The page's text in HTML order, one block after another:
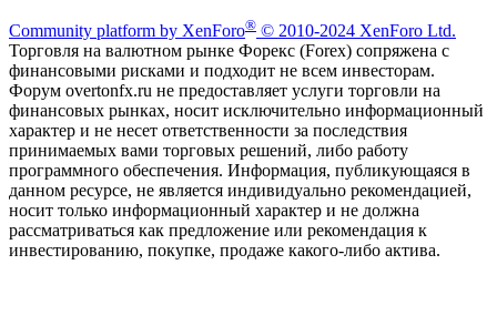
Community platform by XenForo® © 2010-2024 XenForo Ltd.
Торговля на валютном рынке Форекс (Forex) сопряжена с
финансовыми рисками и подходит не всем инвесторам.
Форум overtonfx.ru не предоставляет услуги торговли на
финансовых рынках, носит исключительно информационный
характер и не несет ответственности за последствия
принимаемых вами торговых решений, либо работу
программного обеспечения. Информация, публикующаяся в
данном ресурсе, не является индивидуально рекомендацией,
носит только информационный характер и не должна
рассматриваться как предложение или рекомендация к
инвестированию, покупке, продаже какого-либо актива.